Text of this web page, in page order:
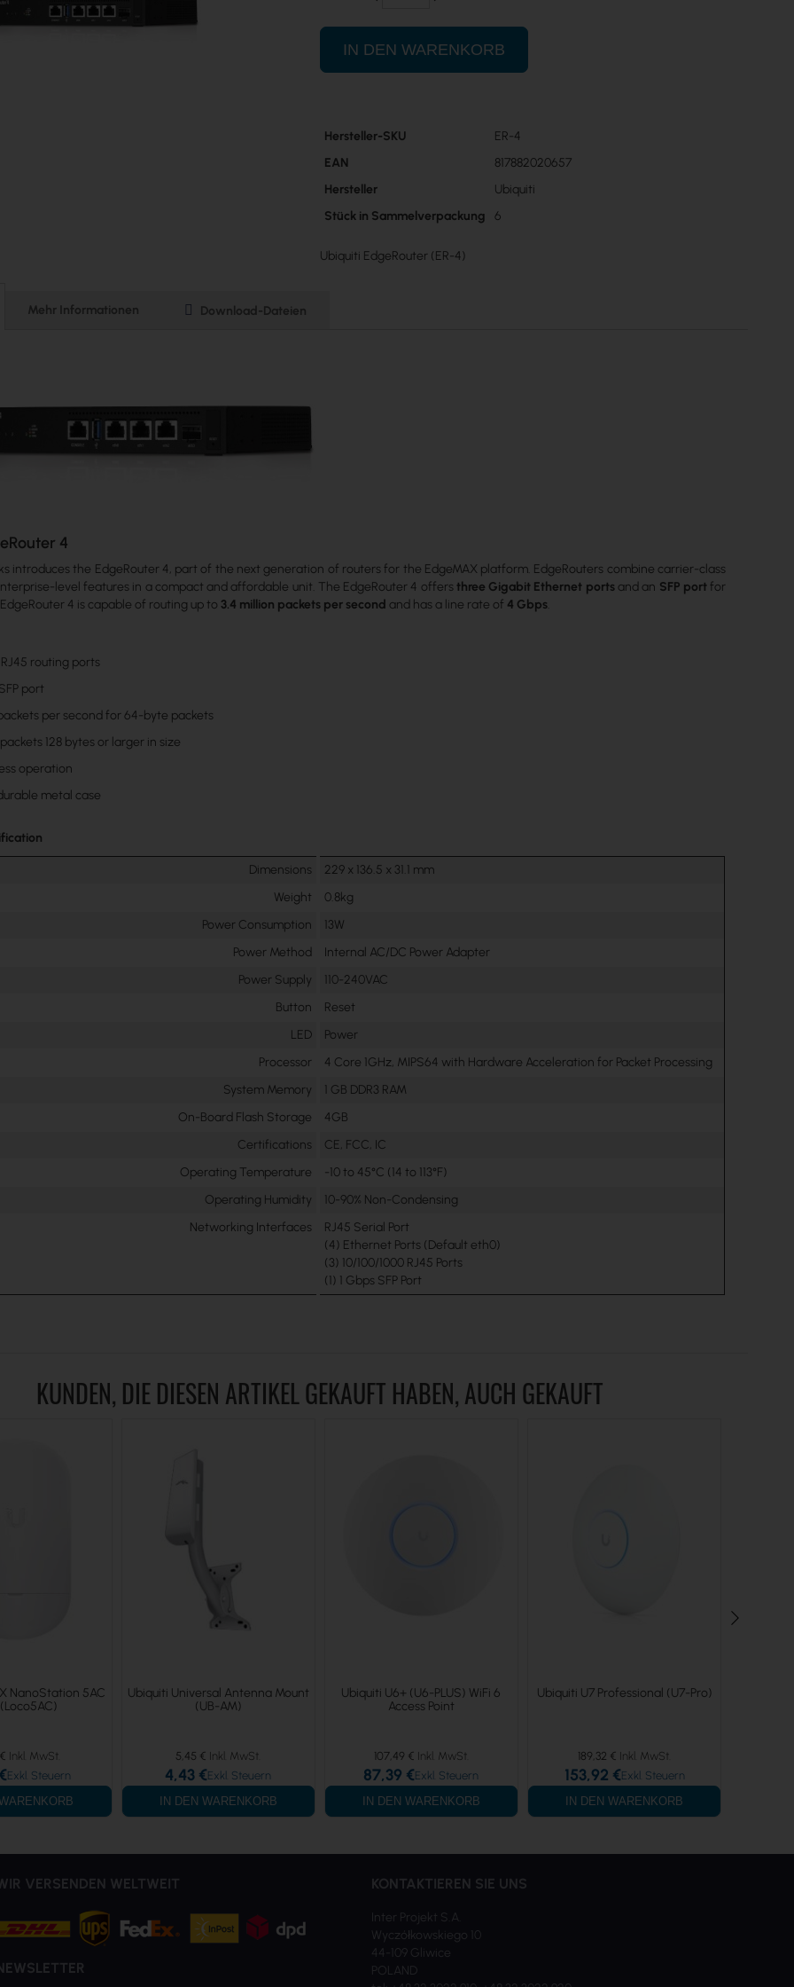
IN DEN WARENKORB
Mehr
Hersteller-SKU
ER-4
EAN
817882020657
Hersteller
Ubiquiti
Stück in Sammelverpackung
6
Ubiquiti EdgeRouter (ER-4)
Mehr Informationen Download-Dateien
4
introduces the EdgeRouter 4, part of the next generation of routers for the EdgeMAX platform. EdgeRouters combine carrier-class
level features in a compact and affordable unit. The EdgeRouter 4 offers three Gigabit Ethernet portsand an SFP portfor
EdgeRouter 4 is capable of routing up to 3.4 million packets per second and has a line rate of 4 Gbps
RJ45 routing ports
port
packets per second for 64-byte packets
packets 128 bytes or larger in size
operation
metal case
Dimensions
229 x 136.5 x 31.1 mm
Weight
0.8kg
Power Consumption
13W
Power Method
Internal AC/DC Power Adapter
Power Supply
110-240VAC
Button
Reset
LED
Power
Processor
4 Core 1GHz, MIPS64 with Hardware Acceleration for Packet Processing
System Memory
1 GB DDR3 RAM
On-Board Flash Storage
4GB
Certifications
CE, FCC, IC
Operating Temperature
-10 to 45°C (14 to 113°F)
Operating Humidity
10-90% Non-Condensing
Networking Interfaces
RJ45 Serial Port
(4) Ethernet Ports (Default eth0)
(3) 10/100/1000 RJ45 Ports
(1) 1 Gbps SFP Port
KUNDEN, DIE DIESEN ARTIKEL GEKAUFT HABEN, AUCH GEKAUFT
NanoStation 5AC
Ubiquiti Universal Antenna Mount
(UB-AM)
5,45 €
4,43 €
IN DEN WARENKORB
Ubiquiti U6+ (U6-PLUS) WiFi 6
Access Point
107,49 €
87,39 €
IN DEN WARENKORB
Ubiquiti U7 Professional (U7-Pro)
189,32 €
153,92 €
IN DEN WARENKORB
VERSENDEN WELTWEIT KONTAKTIEREN SIE UNS
Inter Projekt S.A.
Wyczółkowskiego 10
44-109 Gliwice
POLAND